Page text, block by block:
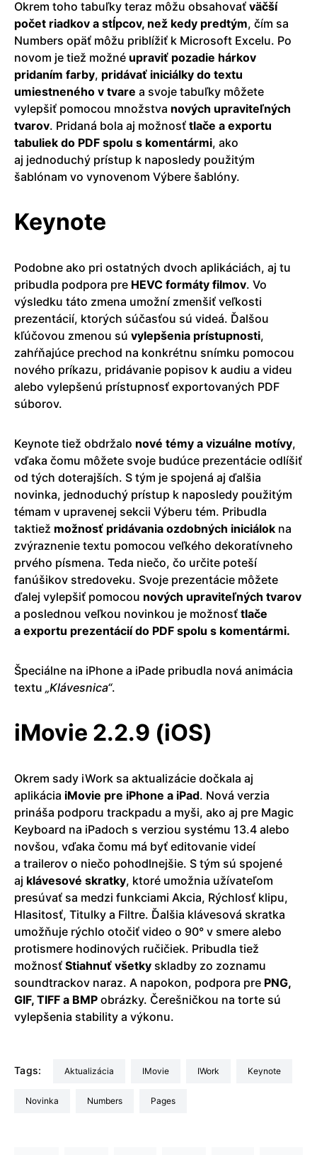
Okrem toho tabuľky teraz môžu obsahovať väčší
počet riadkov a stĺpcov, než kedy predtým, čím sa
Numbers opäť môžu priblížiť k Microsoft Excelu. Po
novom je tiež možné upraviť pozadie hárkov
pridaním farby, pridávať iniciálky do textu
umiestneného v tvare a svoje tabuľky môžete
vylepšiť pomocou množstva nových upraviteľných
tvarov. Pridaná bola aj možnosť tlače a exportu
tabuliek do PDF spolu s komentármi, ako
aj jednoduchý prístup k naposledy použitým
šablónam vo vynovenom Výbere šablóny.
Keynote
Podobne ako pri ostatných dvoch aplikáciách, aj tu
pribudla podpora pre HEVC formáty filmov. Vo
výsledku táto zmena umožní zmenšiť veľkosti
prezentácií, ktorých súčasťou sú videá. Ďalšou
kľúčovou zmenou sú vylepšenia prístupnosti,
zahŕňajúce prechod na konkrétnu snímku pomocou
nového príkazu, pridávanie popisov k audiu a videu
alebo vylepšenú prístupnosť exportovaných PDF
súborov.
Keynote tiež obdržalo nové témy a vizuálne motívy,
vďaka čomu môžete svoje budúce prezentácie odlíšiť
od tých doterajších. S tým je spojená aj ďalšia
novinka, jednoduchý prístup k naposledy použitým
témam v upravenej sekcii Výberu tém. Pribudla
taktiež možnosť pridávania ozdobných iniciálok na
zvýraznenie textu pomocou veľkého dekoratívneho
prvého písmena. Teda niečo, čo určite poteší
fanúšikov stredoveku. Svoje prezentácie môžete
ďalej vylepšiť pomocou nových upraviteľných tvarov
a poslednou veľkou novinkou je možnosť tlače
a exportu prezentácií do PDF spolu s komentármi.
Špeciálne na iPhone a iPade pribudla nová animácia
textu „Klávesnica“.
iMovie 2.2.9 (iOS)
Okrem sady iWork sa aktualizácie dočkala aj
aplikácia iMovie pre iPhone a iPad. Nová verzia
prináša podporu trackpadu a myši, ako aj pre Magic
Keyboard na iPadoch s verziou systému 13.4 alebo
novšou, vďaka čomu má byť editovanie videí
a trailerov o niečo pohodlnejšie. S tým sú spojené
aj klávesové skratky, ktoré umožnia užívateľom
presúvať sa medzi funkciami Akcia, Rýchlosť klipu,
Hlasitosť, Titulky a Filtre. Ďalšia klávesová skratka
umožňuje rýchlo otočiť video o 90° v smere alebo
protismere hodinových ručičiek. Pribudla tiež
možnosť Stiahnuť všetky skladby zo zoznamu
soundtrackov naraz. A napokon, podpora pre PNG,
GIF, TIFF a BMP obrázky. Čerešničkou na torte sú
vylepšenia stability a výkonu.
Tags: aktualizácia iMovie iWork Keynote
Novinka Numbers Pages